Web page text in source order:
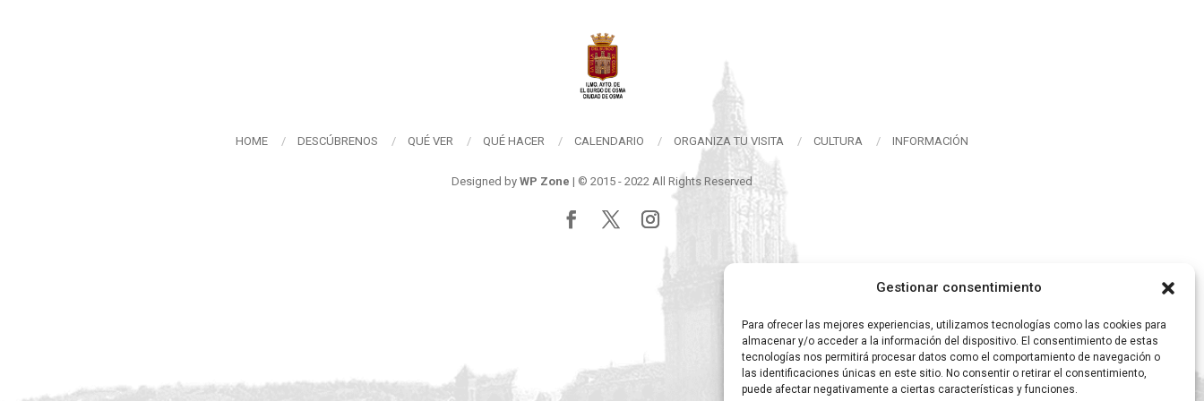
Gestionar consentimiento
Para ofrecer las mejores experiencias, utilizamos tecnologías como las cookies para
almacenar y/o acceder a la información del dispositivo. El consentimiento de estas
tecnologías nos permitirá procesar datos como el comportamiento de navegación o
las identificaciones únicas en este sitio. No consentir o retirar el consentimiento,
puede afectar negativamente a ciertas características y funciones.
HOME DESCÚBRENOS QUÉ VER QUÉ HACER CALENDARIO ORGANIZA TU VISITA CULTURA INFORMACIÓN
Designed by WP Zone | © 2015 - 2022 All Rights Reserved